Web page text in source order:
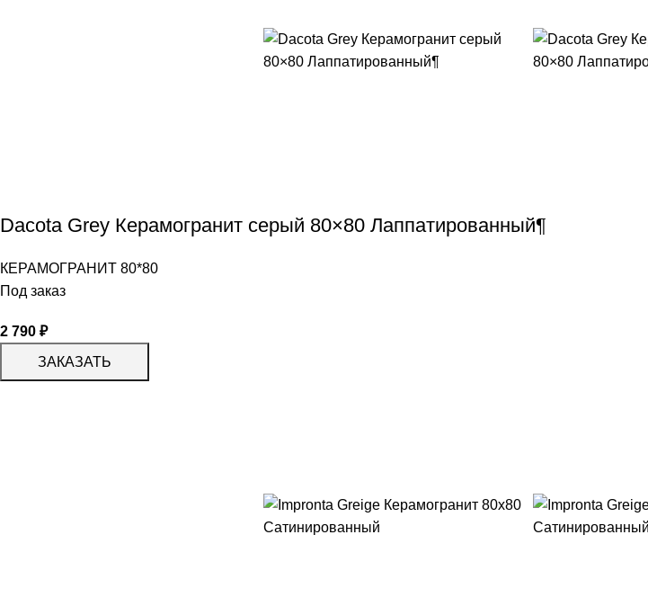
Dacota Grey Керамогранит серый 80×80 Лаппатированный¶
КЕРАМОГРАНИТ 80*80
Под заказ
2 790 ₽
ЗАКАЗАТЬ